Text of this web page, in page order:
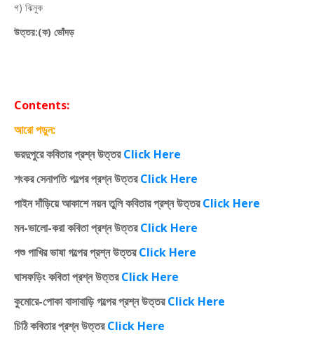
গ) ঝিনুক
উত্তর:(ক) ভোঁদড়
Contents:
আরো পড়ুন:
ভরদুপুরে কবিতার প্রশ্ন উত্তরClick Here
শংকর সেনাপতি গল্পের প্রশ্ন উত্তরClick Here
পাইন দাঁড়িয়ে আকাশে নয়ন তুলি কবিতার প্রশ্ন উত্তরClick Here
মন-ভালো-করা কবিতা প্রশ্ন উত্তরClick Here
পশু পাখির ভাষা গল্পের প্রশ্ন উত্তরClick Here
ঘাসফড়িং কবিতা প্রশ্ন উত্তরClick Here
কুমোরে-পোকা বাসাবাড়ি গল্পের প্রশ্ন উত্তরClick Here
চিঠি কবিতার প্রশ্ন উত্তরClick Here